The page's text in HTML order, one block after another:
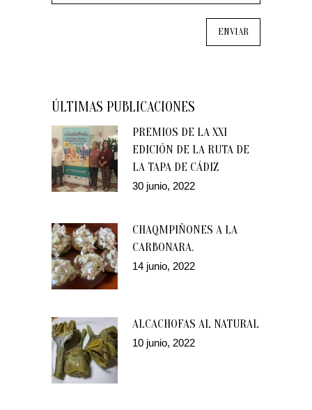
ÚLTIMAS PUBLICACIONES
PREMIOS DE LA XXI
EDICIÓN DE LA RUTA DE
LA TAPA DE CÁDIZ
30 junio, 2022
CHAQMPIÑONES A LA
CARBONARA.
14 junio, 2022
ALCACHOFAS AL NATURAL
10 junio, 2022